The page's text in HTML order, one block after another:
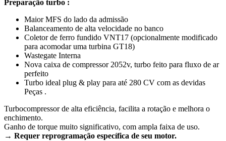
Preparação turbo :
Maior MFS do lado da admissão
Balanceamento de alta velocidade no banco
Coletor de ferro fundido VNT17 (opcionalmente modificado
para acomodar uma turbina GT18)
Wastegate Interna
Nova caixa de compressor 2052v, turbo feito para fluxo de ar
perfeito
Turbo ideal plug & play para até 280 CV com as devidas
Peças .
Turbocompressor de alta eficiência, facilita a rotação e melhora o
enchimento.
Ganho de torque muito significativo, com ampla faixa de uso.
→ Requer reprogramação específica de seu motor.